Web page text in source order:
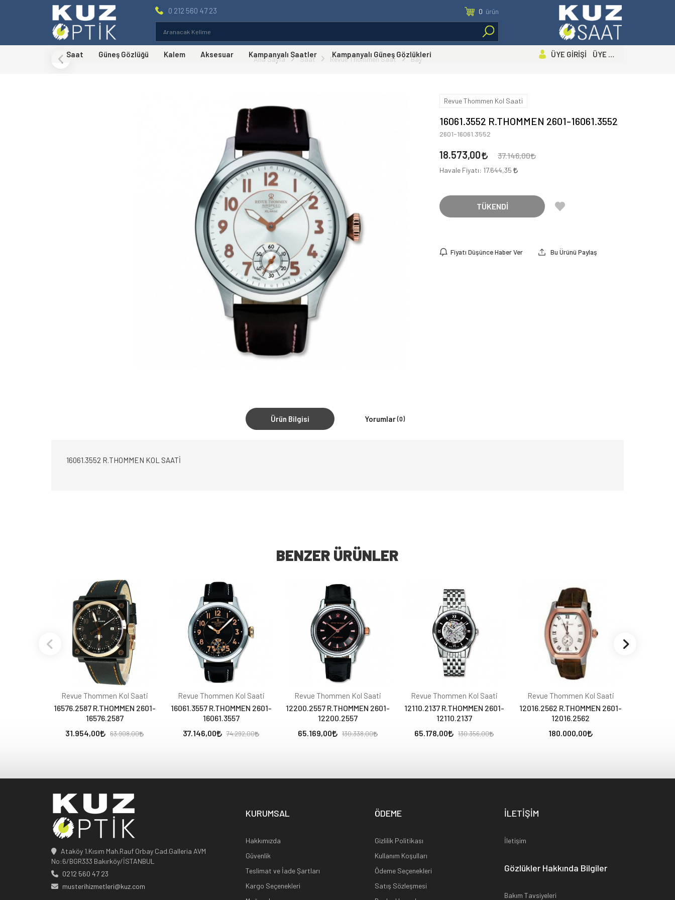
0 212 560 47 23 0 ürün
Saat Güneş Gözlüğü Kalem Aksesuar Kampanyalı Saatler Kampanyalı Güneş Gözlükleri ÜYE GİRİŞİ ÜYE OL
Ana Sayfa Saat Revue Thommen Saat Bay
Revue Thommen Kol Saati
16061.3552 R.THOMMEN 2601-16061.3552
2601-16061.3552
18.573,00 37.146,00
Havale Fiyatı: 17.644,35
TÜKENDİ
Fiyatı Düşünce Haber Ver Bu Ürünü Paylaş
Ürün Bilgisi Yorumlar(0)
16061.3552 R.THOMMEN KOL SAATİ
BENZER ÜRÜNLER
Revue Thommen Kol Saati
16576.2587 R.THOMMEN 2601-
16576.2587
31.954,00
63.908,00
Revue Thommen Kol Saati
16061.3557 R.THOMMEN 2601-
16061.3557
37.146,00
74.292,00
Revue Thommen Kol Saati
12200.2557 R.THOMMEN 2601-
12200.2557
65.169,00
130.338,00
Revue Thommen Kol Saati
12110.2137 R.THOMMEN 2601-
12110.2137
65.178,00
130.356,00
Revue Thommen Kol Saati
12016.2562 R.THOMMEN 2601-
12016.2562
180.000,00
Ataköy 1.Kısım Mah.Rauf Orbay Cad.Galleria AVM
No:6/BGR333 Bakırköy/İSTANBUL
0212 560 47 23
musterihizmetleri@kuz.com
KURUMSAL
Hakkımızda
Güvenlik
Teslimat ve İade Şartları
Kargo Seçenekleri
ÖDEME
Gizlilik Politikası
Kullanım Koşulları
Ödeme Seçenekleri
Satış Sözleşmesi
İLETİŞİM
İletişim
Gözlükler Hakkında Bilgiler
Bakım Tavsiyeleri